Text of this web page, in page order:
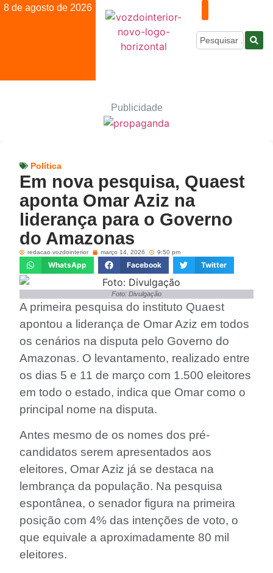
8 de agosto de 2026
Publicidade
Política
Em nova pesquisa, Quaest
aponta Omar Aziz na
liderança para o Governo
do Amazonas
redacao.vozdointerior março 14, 2026 9:50 pm
WhatsApp Facebook Twitter
Foto: Divulgação
A primeira pesquisa do instituto Quaest
apontou a liderança de Omar Aziz em todos
os cenários na disputa pelo Governo do
Amazonas. O levantamento, realizado entre
os dias 5 e 11 de março com 1.500 eleitores
em todo o estado, indica que Omar como o
principal nome na disputa.
Antes mesmo de os nomes dos pré-
candidatos serem apresentados aos
eleitores, Omar Aziz já se destaca na
lembrança da população. Na pesquisa
espontânea, o senador figura na primeira
posição com 4% das intenções de voto, o
que equivale a aproximadamente 80 mil
eleitores.